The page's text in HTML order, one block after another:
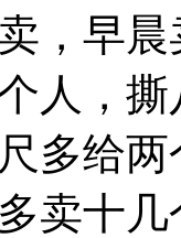
，早
人，
多给
卖十